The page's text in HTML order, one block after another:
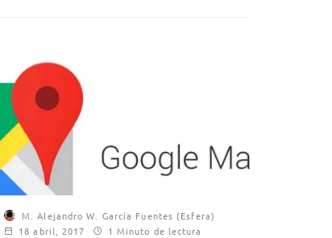
M. Alejandro W. García Fuentes (Esfera)
18 abril, 2017
1 Minuto de lectura